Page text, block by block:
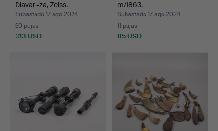
Diavari-za, Zeiss.
Subastado 17 ago 2024
30 pujas
313 USD
m/1863.
Subastado 17 ago 2024
11 pujas
85 USD